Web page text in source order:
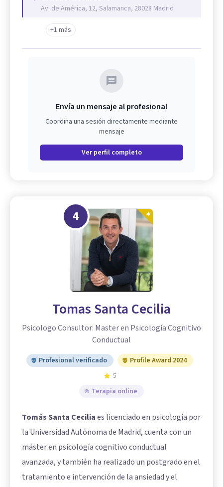
Av. de América, 12, Salamanca, 28028 Madrid
+1 más
Envía un mensaje al profesional
Coordina una sesión directamente mediante
mensaje
Ver perfil completo
4
Tomas Santa Cecilia
Psicologo Consultor: Master en Psicología Cognitivo
Conductual
Profesional verificado
Profile Award 2024
5
Terapia online
Tomás Santa Ceciliaes licenciado en psicología por
la Universidad Autónoma de Madrid, cuenta con un
máster en psicología cognitivo conductual
avanzada, y también ha realizado un postgrado en el
tratamiento e intervención de la ansiedad y el